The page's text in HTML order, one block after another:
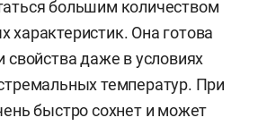
большим количеством
характеристик. Она готова
свойства даже в условиях
температур. При
быстро сохнет и может